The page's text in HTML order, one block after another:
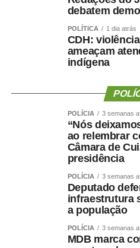
debatem
POLÍTICA 1 dia atrás
CDH:
ameaçam
indígena
POLÍCIA 3 semanas
“Nós
ao relembrar
Câmara de
presidência
POLÍCIA 3 semanas
Deputado
infraestrutura
a população
POLÍCIA 3 semanas
MDB marca